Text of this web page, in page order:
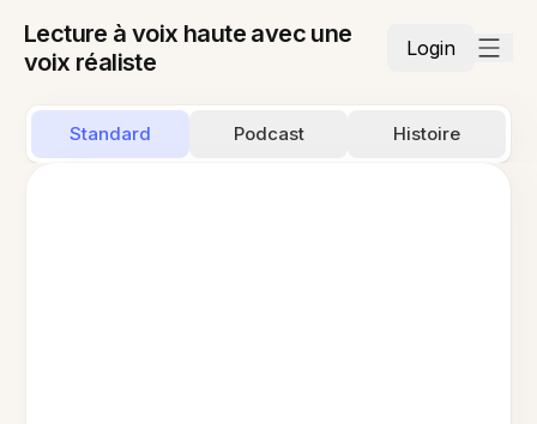
Lecture à voix haute avec une
voix réaliste
Login
Standard Podcast Histoire